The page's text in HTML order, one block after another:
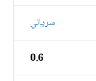
سرياني
0.6